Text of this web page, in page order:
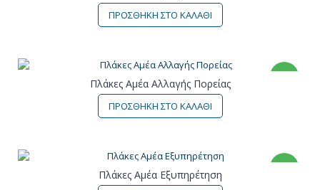
ΠΡΟΣΘΗΚΗ ΣΤΟ ΚΑΛΑΘΙ
Πλάκες Αμέα Αλλαγής Πορείας
ΠΡΟΣΘΗΚΗ ΣΤΟ ΚΑΛΑΘΙ
Πλάκες Αμέα Εξυπηρέτηση